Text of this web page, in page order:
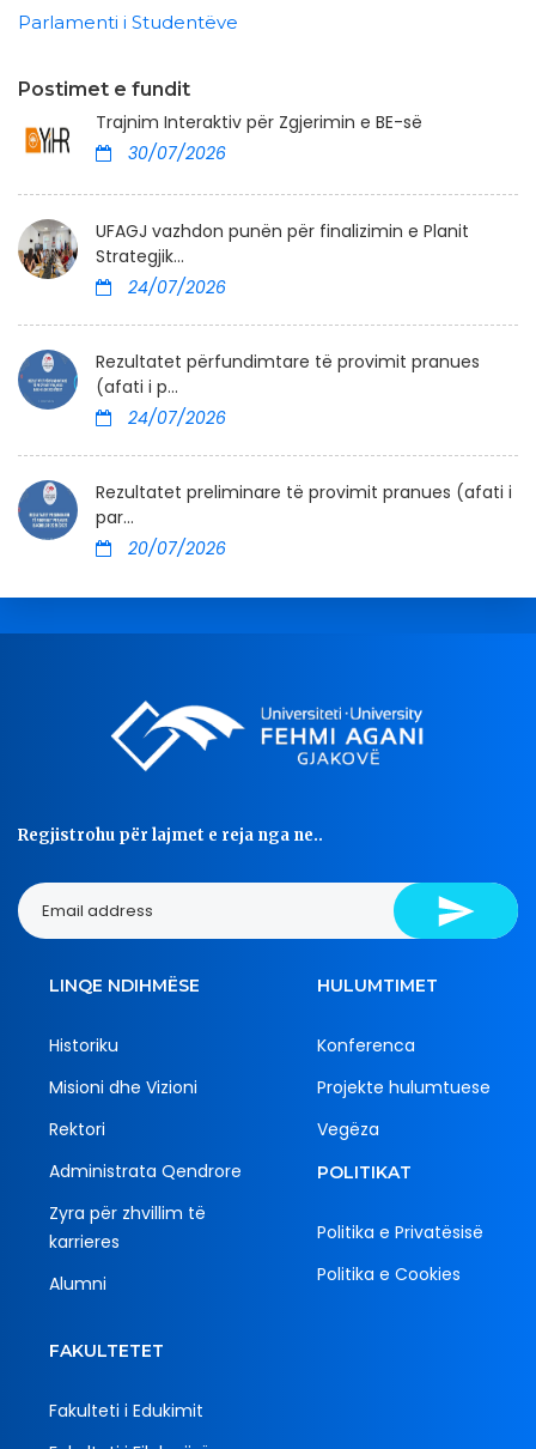
Parlamenti i Studentëve
Postimet e fundit
Trajnim Interaktiv për Zgjerimin e BE-së
30/07/2026
UFAGJ vazhdon punën për finalizimin e Planit
Strategjik...
24/07/2026
Rezultatet përfundimtare të provimit pranues
(afati i p...
24/07/2026
Rezultatet preliminare të provimit pranues (afati i
par...
20/07/2026
Regjistrohu për lajmet e reja nga ne..
LINQE NDIHMËSE
Historiku
Misioni dhe Vizioni
Rektori
Administrata Qendrore
Zyra për zhvillim të
karrieres
Alumni
HULUMTIMET
Konferenca
Projekte hulumtuese
Vegëza
POLITIKAT
Politika e Privatësisë
Politika e Cookies
FAKULTETET
Fakulteti i Edukimit